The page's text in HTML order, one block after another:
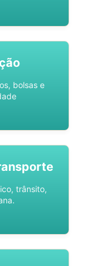
bolsas e
trânsito,